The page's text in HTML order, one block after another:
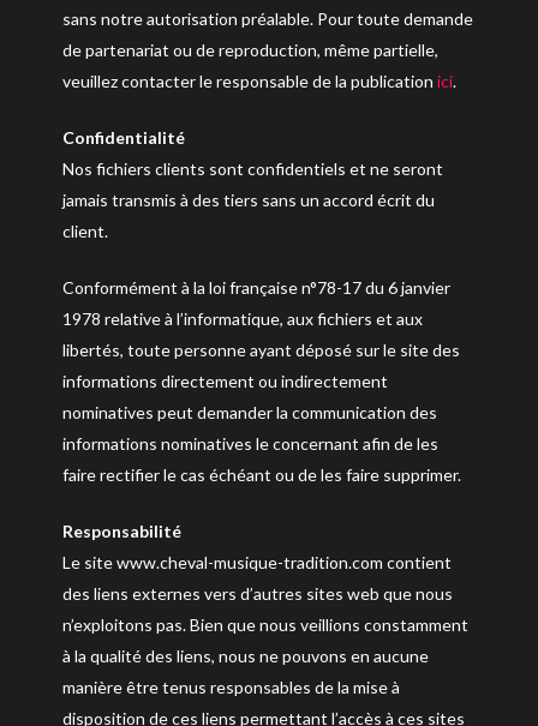
sans notre autorisation préalable. Pour toute demande
de partenariat ou de reproduction, même partielle,
veuillez contacter le responsable de la publicationici.
Confidentialité
Nos fichiers clients sont confidentiels et ne seront
jamais transmis à des tiers sans un accord écrit du
client.
Conformément à la loi française n°78-17 du 6 janvier
1978 relative à l’informatique, aux fichiers et aux
libertés, toute personne ayant déposé sur le site des
informations directement ou indirectement
nominatives peut demander la communication des
informations nominatives le concernant afin de les
faire rectifier le cas échéant ou de les faire supprimer.
Responsabilité
Le site www.cheval-musique-tradition.com contient
des liens externes vers d’autres sites web que nous
n’exploitons pas. Bien que nous veillions constamment
à la qualité des liens, nous ne pouvons en aucune
manière être tenus responsables de la mise à
disposition de ces liens permettant l’accès à ces sites